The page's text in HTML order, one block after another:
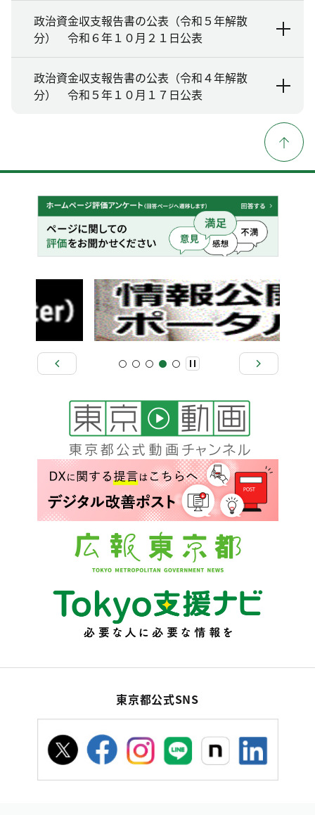
政治資金収支報告書の公表（令和５年解散
分） 令和６年１０月２１日公表
政治資金収支報告書の公表（令和４年解散
分） 令和５年１０月１７日公表
東京都公式SNS